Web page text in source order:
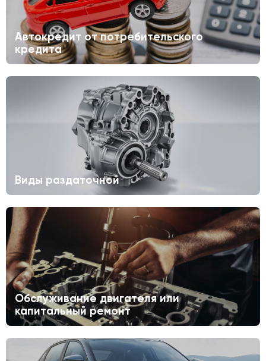
Автокредит от потребительского
кредита
Виды раздаточной
Обслуживание двигателя или
капитальный ремонт